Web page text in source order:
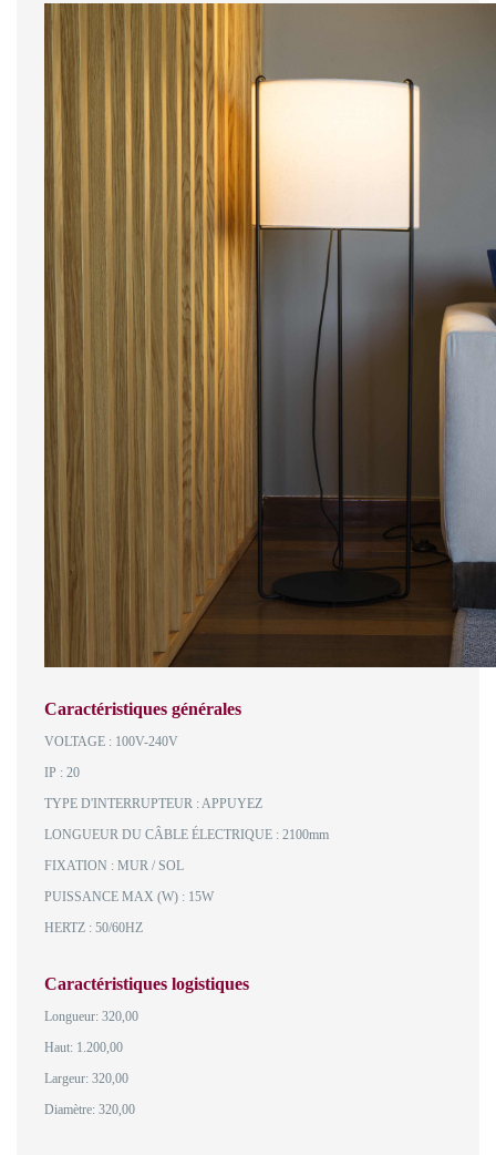
Caractéristiques générales
VOLTAGE : 100V-240V
IP : 20
TYPE D'INTERRUPTEUR : APPUYEZ
LONGUEUR DU CÂBLE ÉLECTRIQUE : 2100mm
FIXATION : MUR / SOL
PUISSANCE MAX (W) : 15W
HERTZ : 50/60HZ
Caractéristiques logistiques
Longueur: 320,00
Haut: 1.200,00
Largeur: 320,00
Diamètre: 320,00